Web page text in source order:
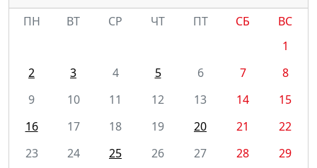
ПН
ВТ СР ЧТ ПТ СБ
ВС
1
2
3 4 5 6 7
8
9
10 11 12 13 14
15
16
17 18 19 20 21
22
23
24 25 26 27 28
29